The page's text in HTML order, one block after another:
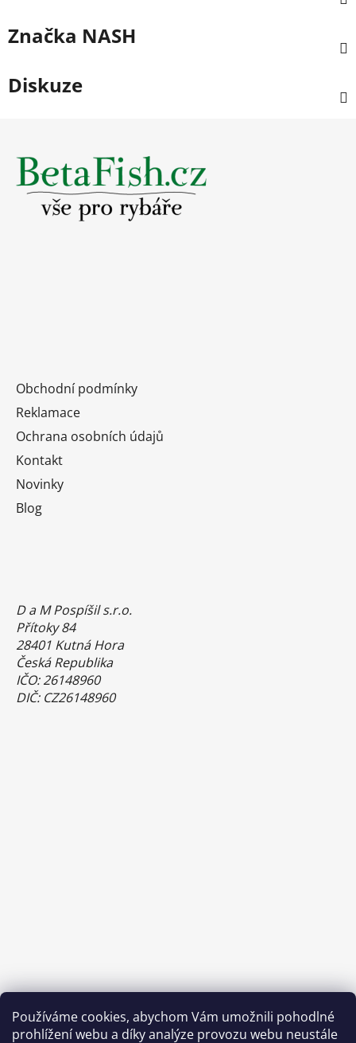
Používáme cookies, abychom Vám umožnili pohodlné
prohlížení webu a díky analýze provozu webu neustále
Značka NASH
Diskuze
Obchodní podmínky
Reklamace
Ochrana osobních údajů
Kontakt
Novinky
Blog
D a M Pospíšil s.r.o.
Přítoky 84
28401 Kutná Hora
Česká Republika
IČO: 26148960
DIČ: CZ26148960